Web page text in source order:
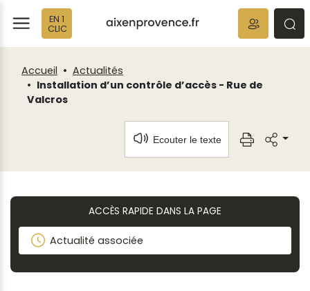
EN 1
CLIC
Accueil
Actualités
Installation d’un contrôle d’accès - Rue de
Valcros
Ecouter le texte
ACCÈS RAPIDE DANS LA PAGE
Actualité associée
Fenêtre
de
chat
Panneau de gestion des cookies